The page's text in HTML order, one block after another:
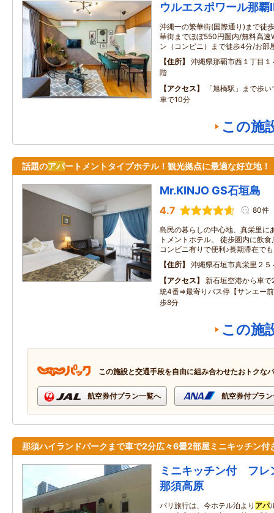
ウルエスポワール那覇
沖縄一の繁華街(国際通り)まで徒
華街までほぼ550円圏内/無料高速
ン（コンビニ）まで徒歩4分/お部
住所
沖縄県那覇市西１丁目
階
アクセス
「旭橋駅」まで歩
車で10分
この施
話題のアパートメントタイプホテル！観光拠点に最適な好立地！
Mr.KINJO GS石垣島
4.7 80件
島民の暮らしの中心地、真栄里に
トメントホテル。 徒歩圏内に飲
コンビニ有りで便利♪長期滞在で
住所
沖縄県石垣市真栄里２５
アクセス
新石垣空港から車
統4番⇒最寄りバス停【サンエー
歩8分
この施
この施設と交通手段を自由に組み合わせたおトクな
航空券付プラン一覧へ 航空券付プラ
那須ハイランドパークまで車で2分広々6畳2部屋ミニキッチン付
ミニキッチン付 フレ
那須高原
パリ旅行は、今ホテル泊より アパ